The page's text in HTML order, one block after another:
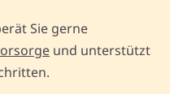
Sie gerne
und unterstützt